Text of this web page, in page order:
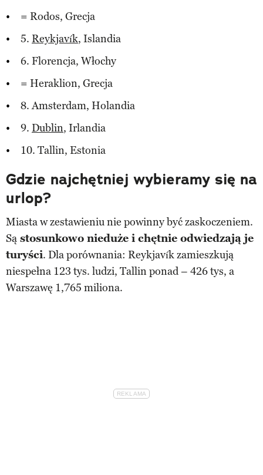
= Rodos, Grecja
5. Reykjavík, Islandia
6. Florencja, Włochy
= Heraklion, Grecja
8. Amsterdam, Holandia
9. Dublin, Irlandia
10. Tallin, Estonia
Gdzie najchętniej wybieramy się na
urlop?
Miasta w zestawieniu nie powinny być zaskoczeniem.
Są stosunkowo nieduże i chętnie odwiedzają je
turyści. Dla porównania: Reykjavík zamieszkują
niespełna 123 tys. ludzi, Tallin ponad – 426 tys, a
Warszawę 1,765 miliona.